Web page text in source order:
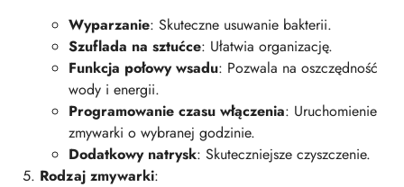
Wyparzanie: Skuteczne usuwanie bakterii.
Szuflada na sztućce: Ułatwia organizację.
Funkcja połowy wsadu: Pozwala na oszczędność
wody i energii.
Programowanie czasu włączenia: Uruchomienie
zmywarki o wybranej godzinie.
Dodatkowy natrysk: Skuteczniejsze czyszczenie.
Rodzaj zmywarki: